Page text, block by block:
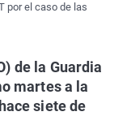
por el caso de las
de la Guardia
martes a la
siete de